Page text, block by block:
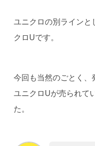
ユニクロの別ラインと
クロUです。
今回も当然のごとく、
ユニクロUが売られて
た。